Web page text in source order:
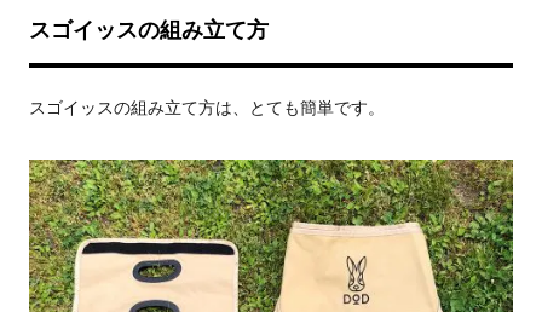
スゴイッスの組み立て方
スゴイッスの組み立て方は、とても簡単です。